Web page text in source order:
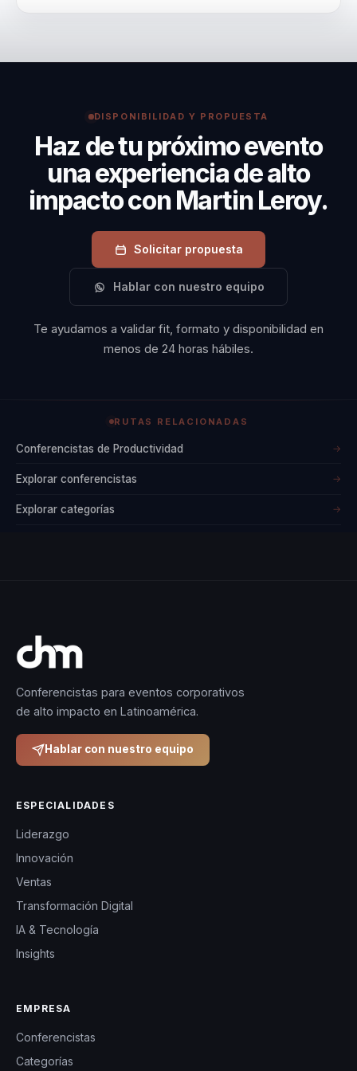
la productividad.
conferencias ofrecen beneficios concretos, como
fuerte y competitiva.DISPONIBILIDAD Y PROPUESTA
Haz de tu próximo evento
una experiencia de alto
impacto con Martin Leroy.
Solicitar propuesta
Hablar con nuestro equipo
Te ayudamos a validar fit, formato y disponibilidad en
menos de 24 horas hábiles.
RUTAS RELACIONADAS
Conferencistas de Productividad →
Explorar conferencistas →
Explorar categorías →
Conferencistas para eventos corporativos
de alto impacto en Latinoamérica.
Hablar con nuestro equipo
ESPECIALIDADES
Liderazgo
Innovación
Ventas
Transformación Digital
IA & Tecnología
Insights
EMPRESA
Conferencistas
Categorías